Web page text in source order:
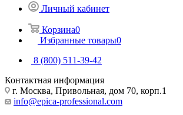
Личный кабинет
Корзина0
Избранные товары0
8 (800) 511-39-42
Контактная информация
г. Москва, Привольная, дом 70, корп.1
info@epica-professional.com